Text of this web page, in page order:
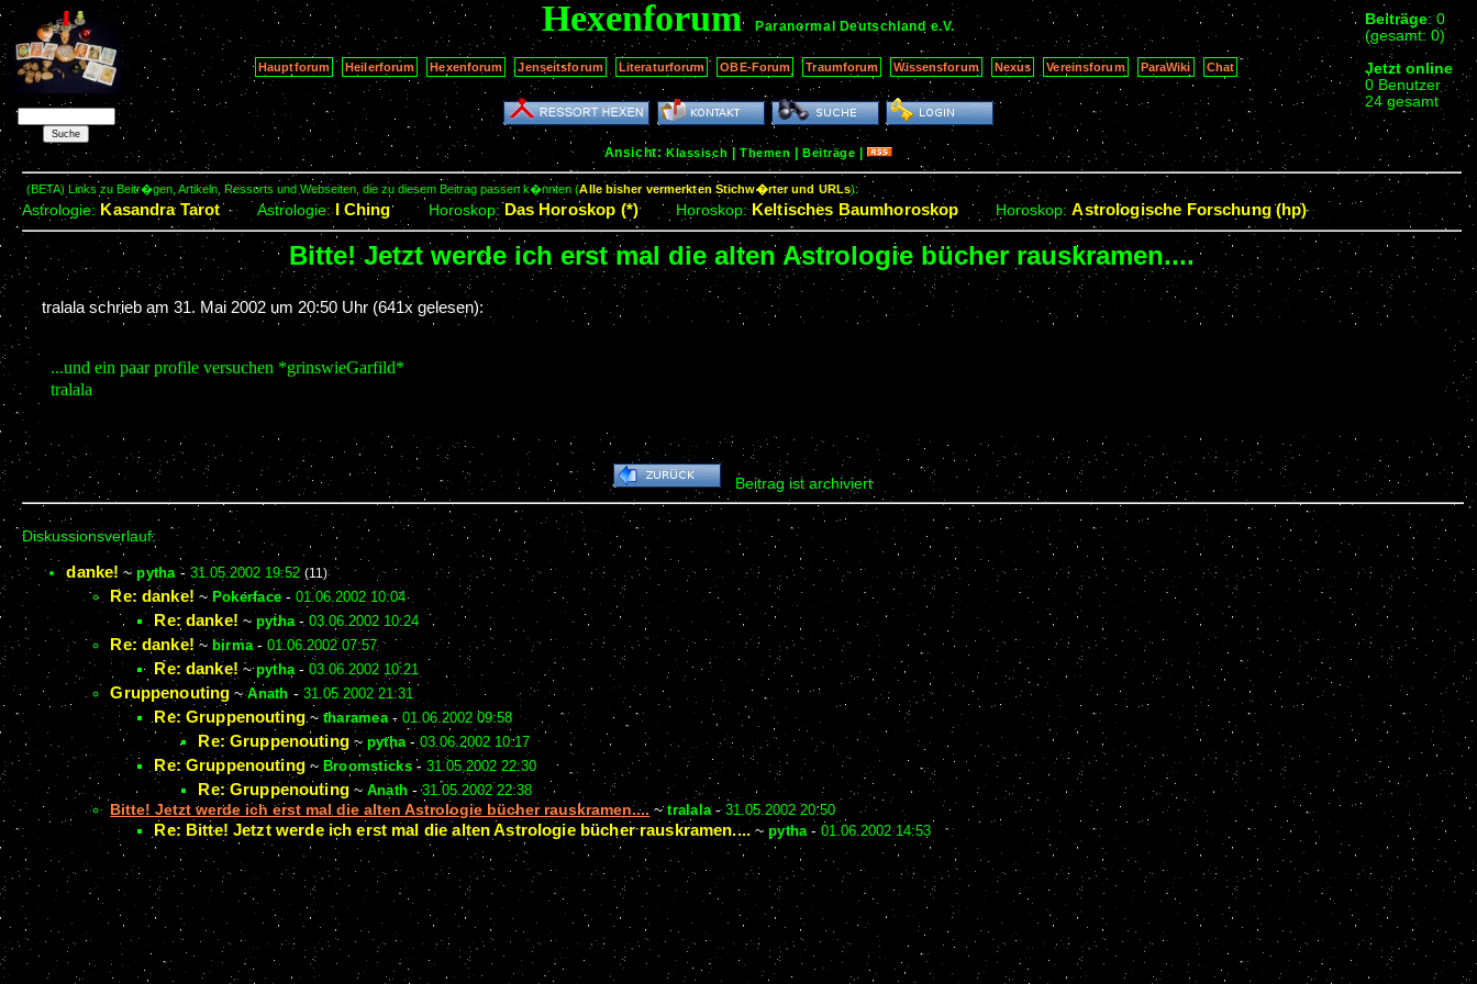
Beiträge: 0
(gesamt: 0)
Jetzt online
0 Benutzer
24 gesamt
Hexenforum Paranormal Deutschland e.V.
Hauptforum Heilerforum Hexenforum Jenseitsforum Literaturforum OBE-Forum Traumforum Wissensforum Nexus Vereinsforum ParaWiki Chat
Ansicht:Klassisch Themen |Beiträge |
(BETA) Links zu Beitr�gen, Artikeln, Ressorts und Webseiten, die zu diesem Beitrag passen k�nnten (Alle bisher vermerkten Stichw�rter und URLs):
Astrologie: Kasandra Tarot Astrologie: I Ching Horoskop: Das Horoskop (*) Horoskop:Keltisches Baumhoroskop Horoskop:Astrologische Forschung (hp)
Bitte! Jetzt werde ich erst mal die alten Astrologie bücher rauskramen....
tralala schrieb am31. Mai 2002 um 20:50 Uhr (641x gelesen):
...und ein paar profile versuchen *grinswieGarfild*
tralala
Beitrag ist archiviert
Diskussionsverlauf:
danke! ~pytha - 31.05.2002 19:52 (11)
Re: danke! ~ Pokerface -01.06.2002 10:04
Re: danke! ~ pytha -03.06.2002 10:24
Re: danke! ~ birma-01.06.2002 07:57
Re: danke!~pytha -03.06.2002 10:21
Gruppenouting ~Anath - 31.05.2002 21:31
Re: Gruppenouting~ tharamea-01.06.2002 09:58
Re: Gruppenouting~ pytha -03.06.2002 10:17
Re: Gruppenouting~ Broomsticks- 31.05.2002 22:30
Re: Gruppenouting~ Anath -31.05.2002 22:38
Bitte! Jetzt werde ich erst mal die alten Astrologie bücher rauskramen.... ~tralala-31.05.2002 20:50
Re: Bitte! Jetzt werde ich erst mal die alten Astrologie bücher rauskramen.... ~pytha -01.06.2002 14:53